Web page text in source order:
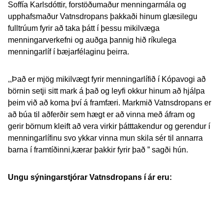
Soffía Karlsdóttir, forstöðumaður menningarmála og
upphafsmaður Vatnsdropans þakkaði hinum glæsilegu
fulltrúum fyrir að taka þátt í þessu mikilvæga
menningarverkefni og auðga þannig hið ríkulega
menningarlíf í bæjarfélaginu þeirra.
,,Það er mjög mikilvægt fyrir menningarlífið í Kópavogi að
börnin setji sitt mark á það og leyfi okkur hinum að hjálpa
þeim við að koma því á framfæri. Markmið Vatnsdropans er
að búa til aðferðir sem hægt er að vinna með áfram og
gerir börnum kleift að vera virkir þátttakendur og gerendur í
menningarlífinu svo ykkar vinna mun skila sér til annarra
barna í framtíðinni,kærar þakkir fyrir það ” sagði hún.
Ungu sýningarstjórar Vatnsdropans í ár eru: